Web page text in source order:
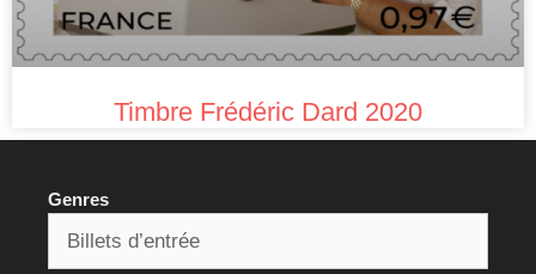
Timbre Frédéric Dard 2020
Genres